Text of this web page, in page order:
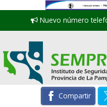
Nuevo número
Compartir